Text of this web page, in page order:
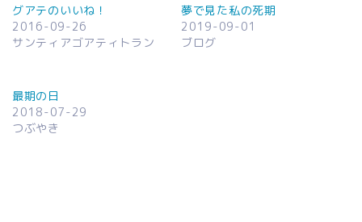
グアテのいいね！
2016-09-26
サンティアゴアティトラン
夢で見た私の死期
2019-09-01
ブログ
最期の日
2018-07-29
つぶやき